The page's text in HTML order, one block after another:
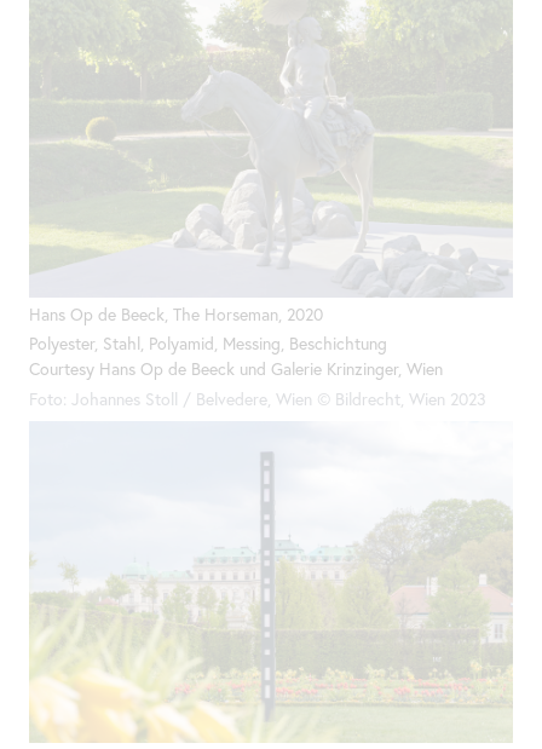
Hans Op de Beeck, The Horseman, 2020
Polyester, Stahl, Polyamid, Messing, Beschichtung
Courtesy Hans Op de Beeck und Galerie Krinzinger, Wien
Foto: Johannes Stoll / Belvedere, Wien © Bildrecht, Wien 2023